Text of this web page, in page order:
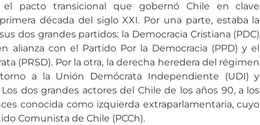
pacto transicional que gobernó Chile en clave
década del siglo XXI. Por una parte, estaba la
dos grandes partidos: la Democracia Cristiana (PDC)
alianza con el Partido Por la Democracia (PPD) y el
(PRSD). Por la otra, la derecha heredera del régimen
a la Unión Demócrata Independiente (UDI) y
Los dos grandes actores del Chile de los años 90, a los
conocida como izquierda extraparlamentaria, cuyo
Comunista de Chile (PCCh).